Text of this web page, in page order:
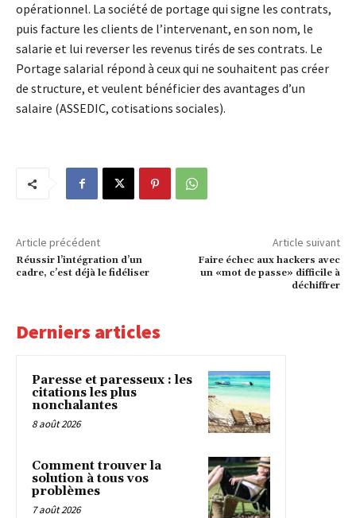
opérationnel. La société de portage qui signe les contrats,
puis facture les clients de l’intervenant, en son nom, le
salarie et lui reverser les revenus tirés de ses contrats. Le
Portage salarial répond à ceux qui ne souhaitent pas créer
de structure, et veulent bénéficier des avantages d’un
salaire (ASSEDIC, cotisations sociales).
Article précédent
Réussir l’intégration d’un
cadre, c’est déjà le fidéliser
Article suivant
Faire échec aux hackers avec
un «mot de passe» difficile à
déchiffrer
Derniers articles
Paresse et paresseux : les
citations les plus
nonchalantes
8 août 2026
Comment trouver la
solution à tous vos
problèmes
7 août 2026